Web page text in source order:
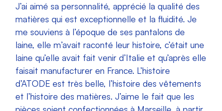
J’ai aimé sa personnalité, apprécié la qualité des
matières qui est exceptionnelle et la fluidité. Je
me souviens à l’époque de ses pantalons de
laine, elle m’avait raconté leur histoire, c’était une
laine qu’elle avait fait venir d’Italie et qu’après elle
faisait manufacturer en France. L’histoire
d’ATODE est très belle, l’histoire des vêtements
et l’histoire des matières. J’aime le fait que les